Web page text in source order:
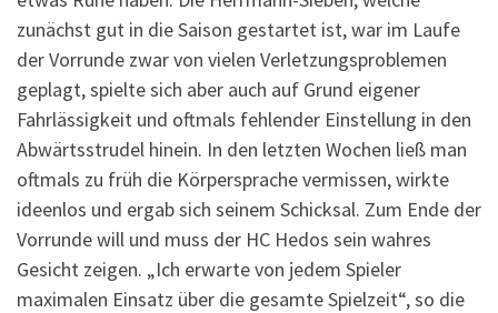
zunächst gut in die Saison gestartet ist, war im Laufe
der Vorrunde zwar von vielen Verletzungsproblemen
geplagt, spielte sich aber auch auf Grund eigener
Fahrlässigkeit und oftmals fehlender Einstellung in den
Abwärtsstrudel hinein. In den letzten Wochen ließ man
oftmals zu früh die Körpersprache vermissen, wirkte
ideenlos und ergab sich seinem Schicksal. Zum Ende der
Vorrunde will und muss der HC Hedos sein wahres
Gesicht zeigen. „Ich erwarte von jedem Spieler
maximalen Einsatz über die gesamte Spielzeit“, so die